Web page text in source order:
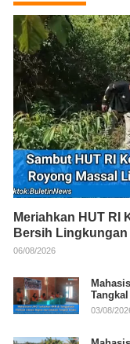
Meriahkan HUT RI
Bersih
06/08/2026
03/08/